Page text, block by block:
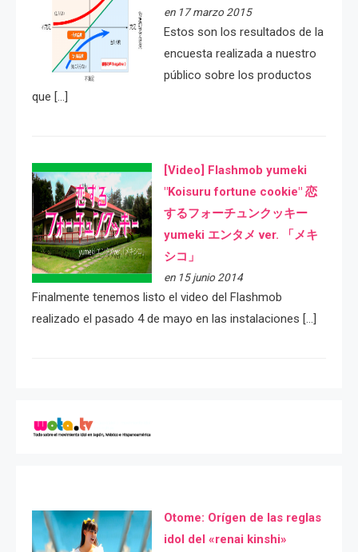
en 17 marzo 2015
Estos son los resultados de la
encuesta realizada a nuestro
público sobre los productos
que […]
[Video] Flashmob yumeki
"Koisuru fortune cookie" 恋
するフォーチュンクッキー
yumeki エンタメ ver. 「メキ
シコ」
en 15 junio 2014
Finalmente tenemos listo el video del Flashmob
realizado el pasado 4 de mayo en las instalaciones […]
Otome: Orígen de las reglas
idol del «renai kinshi»